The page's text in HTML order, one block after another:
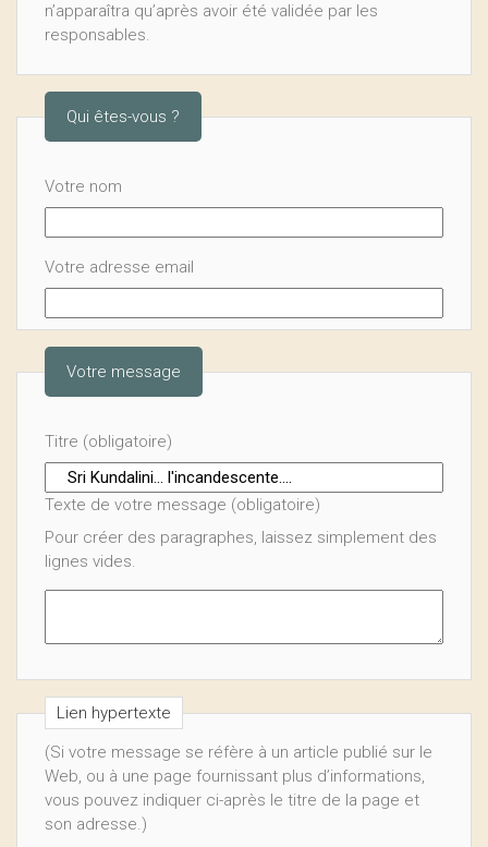
n’apparaîtra qu’après avoir été validée par les
responsables.
Qui êtes-vous ?
Votre nom
Votre adresse email
Votre message
Titre (obligatoire)
Texte de votre message (obligatoire)
Pour créer des paragraphes, laissez simplement des
lignes vides.
Lien hypertexte
(Si votre message se réfère à un article publié sur le
Web, ou à une page fournissant plus d’informations,
vous pouvez indiquer ci-après le titre de la page et
son adresse.)